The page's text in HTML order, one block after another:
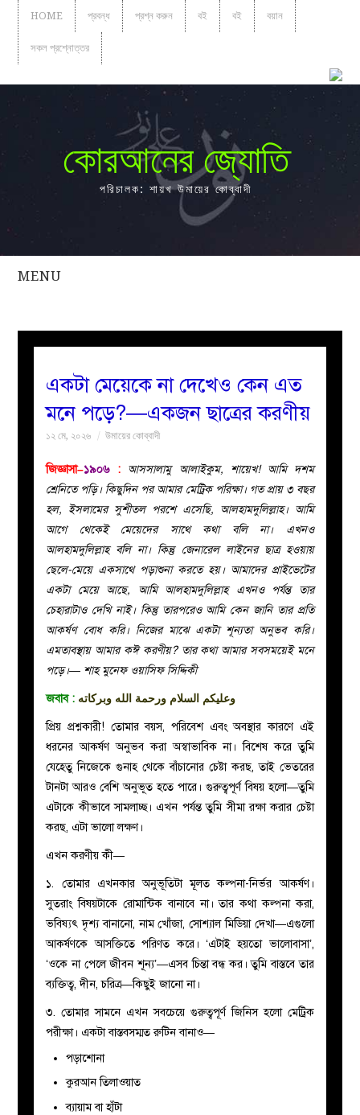
HOME প্রবন্ধ প্রশ্ন করুন বই বই বয়ান
সকল প্রশ্নোত্তর
কোরআনের জ্যোতি
পরিচালক: শায়খ উমায়ের কোব্বাদী
MENU
সকল
নারীদের
একটা মেয়েকে না দেখেও কেন এত
মনে পড়ে?—একজন ছাত্রের করণীয়
১২ মে, ২০২৬ উমায়ের কোব্বাদী
জিজ্ঞাসা–১৯০৬ : আসসালামু আলাইকুম, শায়েখ! আমি দশম
শ্রেনিতে পড়ি। কিছুদিন পর আমার মেট্রিক পরিক্ষা। গত প্রায় ৩ বছর
হল, ইসলামের সুশীতল পরশে এসেছি, আলহামদুলিল্লাহ। আমি
আগে থেকেই মেয়েদের সাথে কথা বলি না। এখনও
আলহামদুলিল্লাহ বলি না। কিন্তু জেনারেল লাইনের ছাত্র হওয়ায়
ছেলে-মেয়ে একসাথে পড়াশুনা করতে হয়। আমাদের প্রাইভেটের
একটা মেয়ে আছে, আমি আলহামদুলিল্লাহ এখনও পর্যন্ত তার
চেহারাটাও দেখি নাই। কিন্তু তারপরেও আমি কেন জানি তার প্রতি
আকর্ষণ বোধ করি। নিজের মাঝে একটা শূন্যতা অনুভব করি।
এমতাবস্থায় আমার কঈ করণীয়? তার কথা আমার সবসময়েই মনে
পড়ে।— শাহ মুনেফ ওয়াসিফ সিদ্দিকী
জবাব: وعليكم السلام ورحمة الله وبركاته
প্রিয় প্রশ্নকারী! তোমার বয়স, পরিবেশ এবং অবস্থার কারণে এই
ধরনের আকর্ষণ অনুভব করা অস্বাভাবিক না। বিশেষ করে তুমি
যেহেতু নিজেকে গুনাহ থেকে বাঁচানোর চেষ্টা করছ, তাই ভেতরের
টানটা আরও বেশি অনুভূত হতে পারে। গুরুত্বপূর্ণ বিষয় হলো—তুমি
এটাকে কীভাবে সামলাচ্ছ। এখন পর্যন্ত তুমি সীমা রক্ষা করার চেষ্টা
করছ, এটা ভালো লক্ষণ।
এখন করণীয় কী—
১. তোমার এখনকার অনুভূতিটা মূলত কল্পনা-নির্ভর আকর্ষণ।
সুতরাং বিষয়টাকে রোমান্টিক বানাবে না। তার কথা কল্পনা করা,
ভবিষ্যৎ দৃশ্য বানানো, নাম খোঁজা, সোশ্যাল মিডিয়া দেখা—এগুলো
আকর্ষণকে আসক্তিতে পরিণত করে। ‘এটাই হয়তো ভালোবাসা’,
‘ওকে না পেলে জীবন শূন্য’—এসব চিন্তা বন্ধ কর। তুমি বাস্তবে তার
ব্যক্তিত্ব, দীন, চরিত্র—কিছুই জানো না।
৩. তোমার সামনে এখন সবচেয়ে গুরুত্বপূর্ণ জিনিস হলো মেট্রিক
পরীক্ষা। একটা বাস্তবসম্মত রুটিন বানাও—
পড়াশোনা
কুরআন তিলাওয়াত
ব্যায়াম বা হাঁটা